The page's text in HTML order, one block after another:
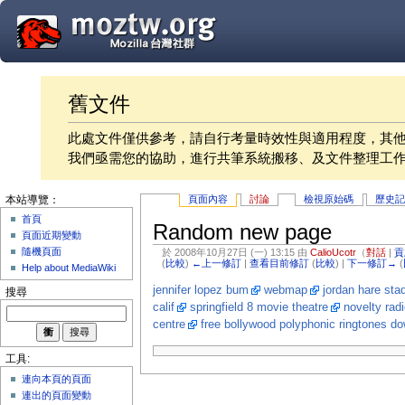
舊文件
此處文件僅供參考，請自行考量時效性與適用程度，其
我們亟需您的協助，進行共筆系統搬移、及文件整理工
頁面內容 討論 檢視原始碼 歷史
Random new page
於 2008年10月27日 (一) 13:15 由CalioUcotr （對話 |
(比較) ←上一修訂 |查看目前修訂 (比較) |下一修訂→ (
jennifer lopez bum webmap jordan hare
calif
springfield 8 movie theatre novelty
centre
free bollywood polyphonic ringtones
本站導覽：
首頁
頁面近期變動
隨機頁面
Help about MediaWiki
搜尋
工具:
連向本頁的頁面
連出的頁面變動